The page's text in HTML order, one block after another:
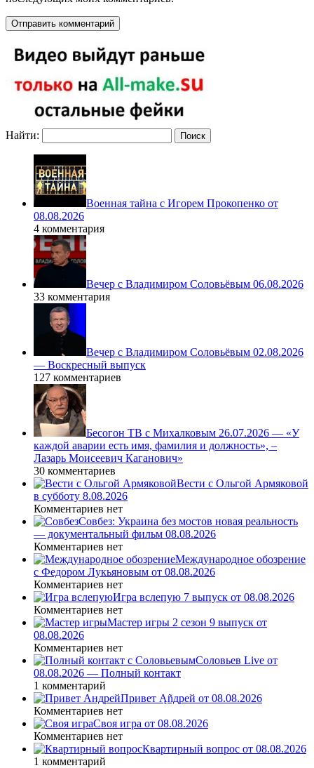
Найти:
Военная тайна с Игорем Прокопенко от
08.08.2026
4 комментария
Вечер с Владимиром Соловьёвым 06.08.2026
33 комментария
Вечер с Владимиром Соловьёвым 02.08.2026
— Воскресный выпуск
127 комментариев
Бесогон ТВ с Михалковым 26.07.2026 — «У
каждой аварии есть имя, фамилия и должность», –
Лазарь Моисеевич Каганович»
30 комментариев
Вести с Ольгой Армяковой
в субботу 8.08.2026
Комментариев нет
Совбез: Украина без мостов новая реальность
— документальный фильм 08.08.2026
Комментариев нет
Международное обозрение
с Федором Лукьяновым от 08.08.2026
Комментариев нет
Игра вслепую 7 выпуск от 08.08.2026
Комментариев нет
Мастер игры 2 сезон 9 выпуск от
08.08.2026
Комментариев нет
Соловьев Live от
08.08.2026 — Полный контакт
1 комментарий
Привет Ąñдpей от 08.08.2026
Комментариев нет
Своя игра от 08.08.2026
Комментариев нет
Квартирный вопрос от 08.08.2026
1 комментарий